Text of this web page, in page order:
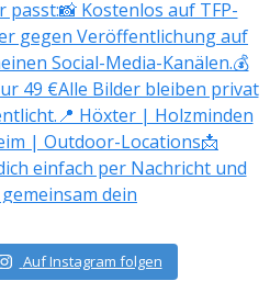
Auf Instagram folgen